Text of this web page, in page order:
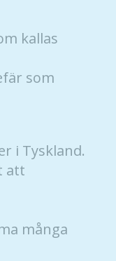
kallas
som
i Tyskland.
att
många